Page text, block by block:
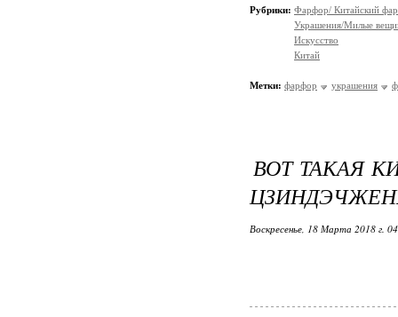
Рубрики: Фарфор/ Китайский
Украшения/Милые
Искусство
Китай
Метки: фарфор украшения
ВОТ ТАКАЯ
Воскресенье, 18 Марта 2018 г.